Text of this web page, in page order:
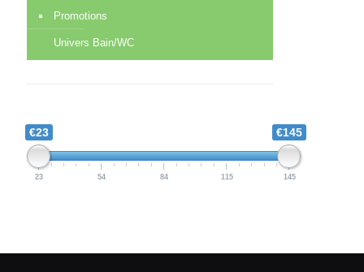
Promotions
Univers Bain/WC
€23 €145
23 54 84 115 145